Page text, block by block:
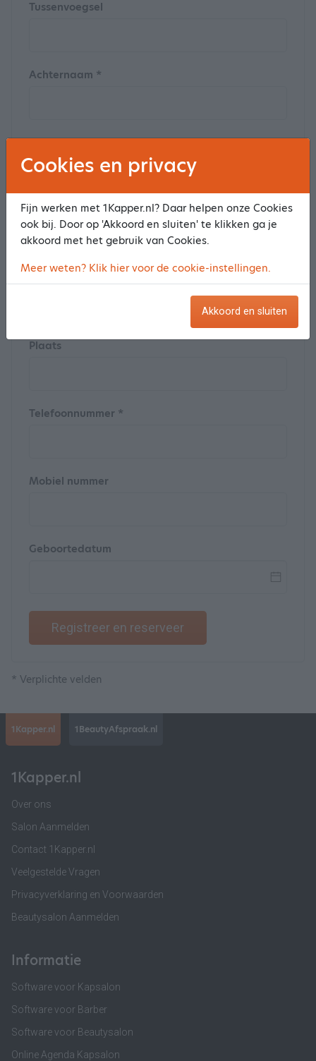
Tussenvoegsel
Achternaam *
Postcode
Huisnummer
Plaats
Telefoonnummer *
Mobiel nummer
Geboortedatum
Registreer en reserveer
* Verplichte velden
1Kapper.nl 1BeautyAfspraak.nl
1Kapper.nl
Over ons
Salon Aanmelden
Contact 1Kapper.nl
Veelgestelde Vragen
Privacyverklaring en Voorwaarden
Beautysalon Aanmelden
Informatie
Software voor Kapsalon
Software voor Barber
Software voor Beautysalon
Online Agenda Kapsalon
Cookies en privacy
Fijn werken met 1Kapper.nl? Daar helpen onze Cookies
ook bij. Door op 'Akkoord en sluiten' te klikken ga je
akkoord met het gebruik van Cookies.
Meer weten? Klik hier voor de cookie-instellingen.
Akkoord en sluiten